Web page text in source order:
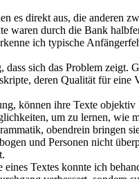
es direkt aus, die anderen
waren durch die Bank
ich typische
sich das Problem zeigt.
deren Qualität für eine
können ihre Texte objektiv
um zu lernen, wie
obendrein bringen
und Personen nicht
Textes konnte ich